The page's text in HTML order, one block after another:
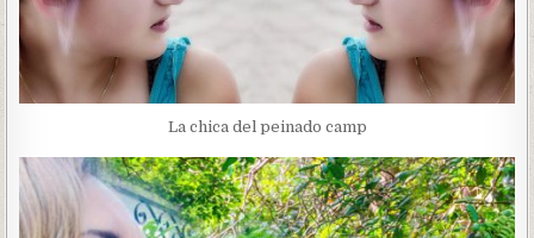
La chica del peinado camp